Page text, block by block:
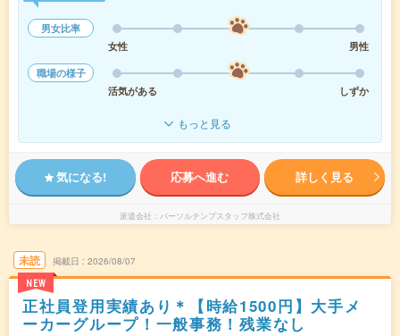
男女比率
女性
男性
職場の様子
活気がある
しずか
もっと見る
気になる! 応募へ進む 詳しく見る
派遣会社 パーソルテンプスタッフ株式会社
未読
NEW
掲載日 2026/08/07
正社員登用実績あり＊【時給1500円】大手メ
ーカーグループ！一般事務！残業なし